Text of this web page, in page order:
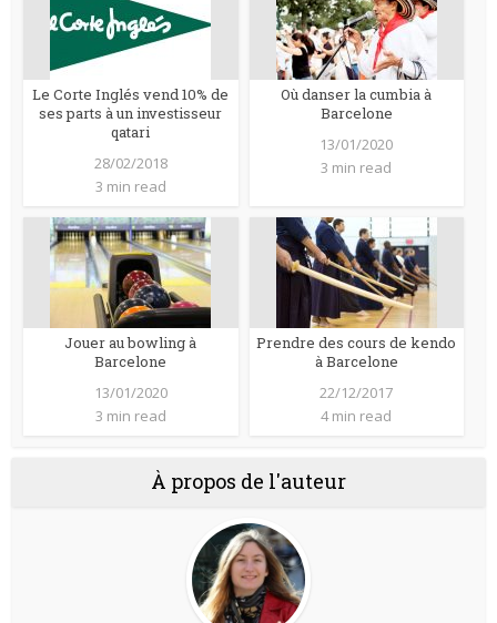
Le Corte Inglés vend 10% de
ses parts à un investisseur
qatari
28/02/2018
3 min read
Où danser la cumbia à
Barcelone
13/01/2020
3 min read
Jouer au bowling à
Barcelone
13/01/2020
3 min read
Prendre des cours de kendo
à Barcelone
22/12/2017
4 min read
À propos de l'auteur